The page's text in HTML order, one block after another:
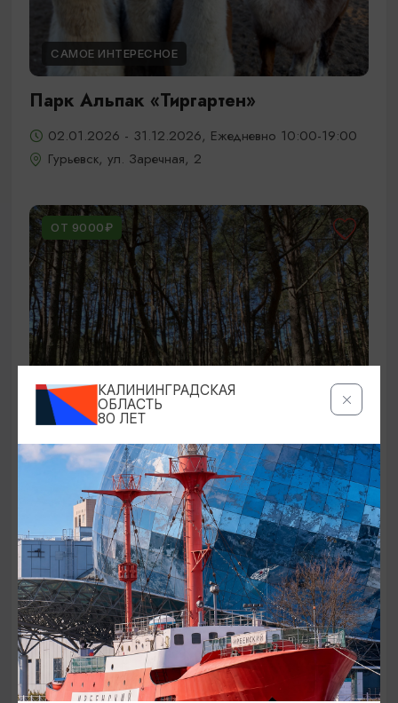
САМОЕ ИНТЕРЕСНОЕ
Парк Альпак «Тиргартен»
02.01.2026 - 31.12.2026, Ежедневно 10:00-19:00
Гурьевск, ул. Заречная, 2
ОТ 9000₽
ЭКСКУРСИИ УЧРЕЖДЕНИЙ КУЛЬТУРЫ
Аудиоспектакль «Истории Куршской
косы»
01.02.2026 - 31.12.2026, 13:00
Куршская коса
ОТ 2500₽
КАЛИНИНГРАДСКАЯ
ОБЛАСТЬ
80 ЛЕТ